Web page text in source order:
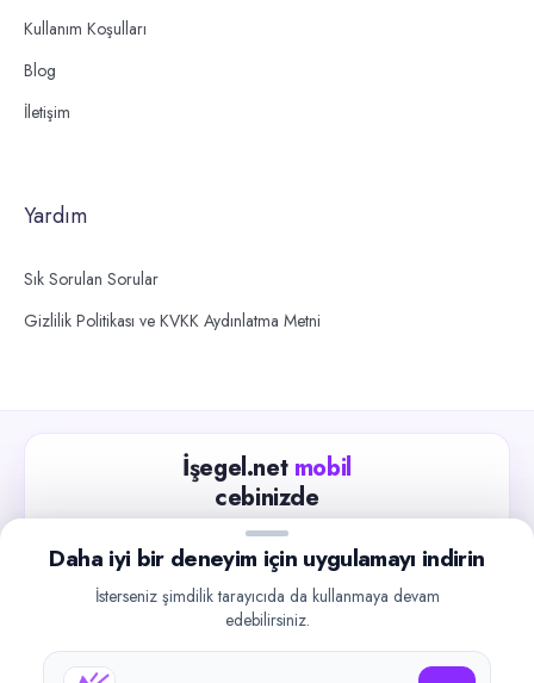
Kullanım Koşulları
Blog
İletişim
Yardım
Sık Sorulan Sorular
Gizlilik Politikası ve KVKK Aydınlatma Metni
İşegel.net mobil
cebinizde
Güncel iş ilanlarını takip edin, işverenlerle hızlıca
iletişime geçin.
Google Play
Daha iyi bir deneyim için uygulamayı indirin
İsterseniz şimdilik tarayıcıda da kullanmaya devam
edebilirsiniz.